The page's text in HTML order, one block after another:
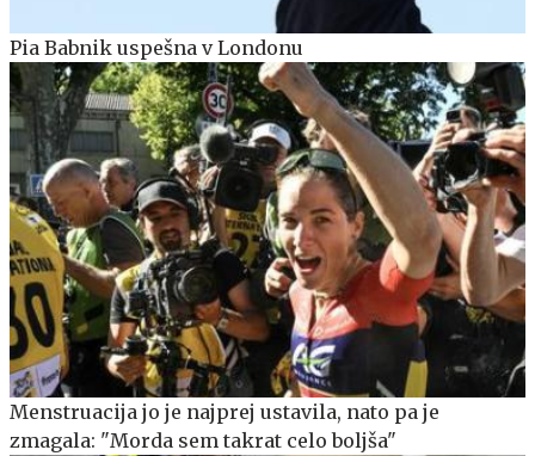
Pia Babnik uspešna v Londonu
Menstruacija jo je najprej ustavila, nato pa je
zmagala: "Morda sem takrat celo boljša"